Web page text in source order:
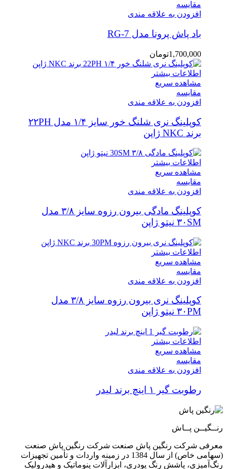
مقایسه
افزودن به علاقه مندی
باد پاش پرونا مدل RG-7
1,700,000تومان
اطلاعات بیشتر
مشاهده سریع
مقایسه
افزودن به علاقه مندی
کوپلینگ نری شلنگ خور سایز ۱/۴ مدل ۲۲PH
برند NKC ژاپن
اطلاعات بیشتر
مشاهده سریع
مقایسه
افزودن به علاقه مندی
کوپلینگ مادگی بیرون رزوه سایز ۳/۸ مدل
۳۰SM نیتو ژاپن
اطلاعات بیشتر
مشاهده سریع
مقایسه
افزودن به علاقه مندی
کوپلینگ نری بیرون رزوه سایز ۳/۸ مدل
۳۰PM نیتو ژاپن
اطلاعات بیشتر
مشاهده سریع
مقایسه
افزودن به علاقه مندی
رطوبت گیر ۱ اینچ برند لیدر
رنــگیــن پــاش
معرفی شرکت رنگین پاش صنعت شرکت رنگین پاش صنعت
(سهامی خاص) از سال 1384 در زمینه واردات و تأمین تجهیزات
رنگ‌آمیزی، پاشش رنگ پودری، ابزارآلات پنوماتیک و هیدرولیک